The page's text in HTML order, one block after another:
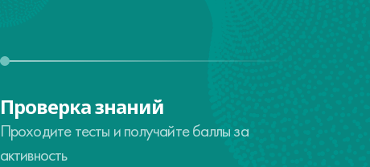
Проверка знаний
Проходите тесты и получайте баллы за
активность